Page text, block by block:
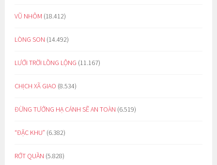
VŨ NHÔM (18.412)
LÒNG SON (14.492)
LƯỚI TRỜI LỒNG LỘNG (11.167)
CHỊCH XÃ GIAO (8.534)
ĐỪNG TƯỞNG HẠ CÁNH SẼ AN TOÀN (6.519)
“ĐẶC KHU” (6.382)
RỚT QUẦN (5.828)